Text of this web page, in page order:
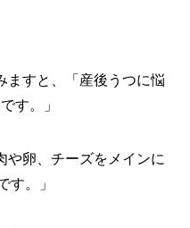
ますと、「産後うつに悩
す。」
や卵、チーズをメインに
す。」